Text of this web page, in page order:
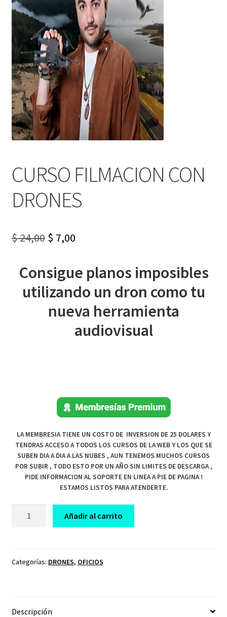
CURSO FILMACION CON
DRONES
$24,00 Original
was:
$ 24,00.
$ 7,00Current
is:
$ 7,00.
Consigue planos imposibles
utilizando un dron como tu
nueva herramienta
audiovisual
LA MEMBRESIA TIENE UN COSTO DE INVERSION DE 25 DOLARES Y
TENDRAS ACCESO A TODOS LOS CURSOS DE LA WEB Y LOS QUE SE
SUBEN DIA A DIA A LAS NUBES , AUN TENEMOS MUCHOS CURSOS
POR SUBIR , TODO ESTO POR UN AÑO SIN LIMITES DE DESCARGA ,
PIDE INFORMACION AL SOPORTE EN LINEA A PIE DE PAGINA !
ESTAMOS LISTOS PARA ATENDERTE.
cantidad
Añadir al carrito
Categorías: DRONES, OFICIOS
Descripción